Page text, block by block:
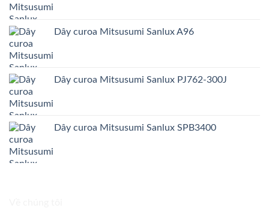
Dây curoa Mitsusumi Sanlux A96
Dây curoa Mitsusumi Sanlux PJ762-300J
Dây curoa Mitsusumi Sanlux SPB3400